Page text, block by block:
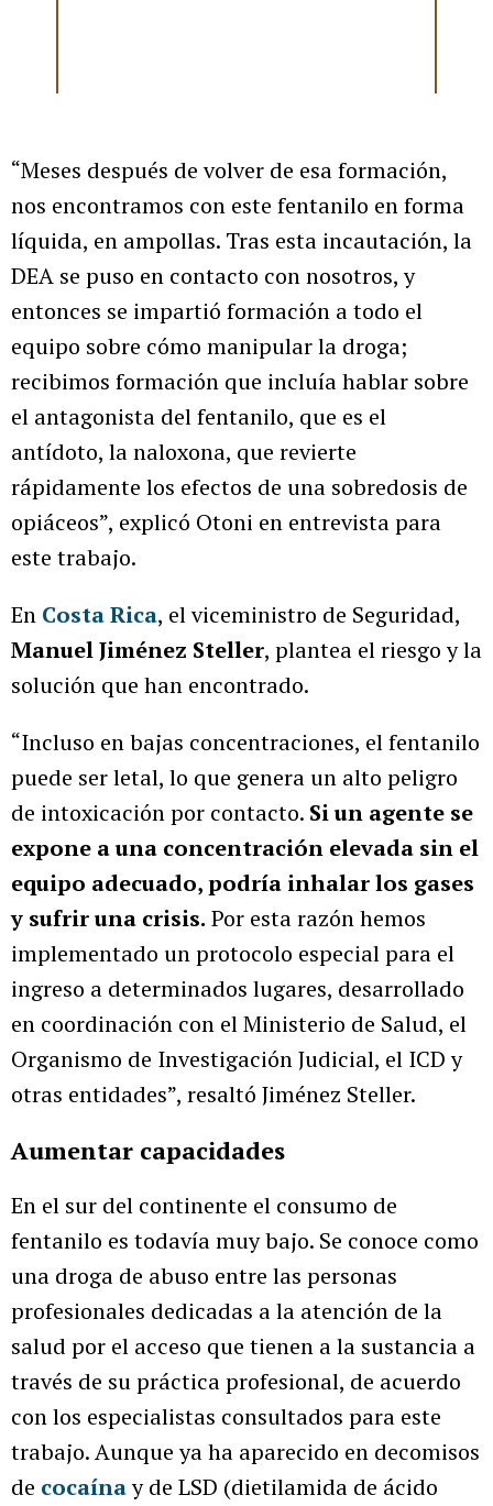
“Meses después de volver de esa formación,
nos encontramos con este fentanilo en forma
líquida, en ampollas. Tras esta incautación, la
DEA se puso en contacto con nosotros, y
entonces se impartió formación a todo el
equipo sobre cómo manipular la droga;
recibimos formación que incluía hablar sobre
el antagonista del fentanilo, que es el
antídoto, la naloxona, que revierte
rápidamente los efectos de una sobredosis de
opiáceos”, explicó Otoni en entrevista para
este trabajo.
En Costa Rica, el viceministro de Seguridad,
Manuel Jiménez Steller, plantea el riesgo y la
solución que han encontrado.
“Incluso en bajas concentraciones, el fentanilo
puede ser letal, lo que genera un alto peligro
de intoxicación por contacto. Si un agente se
expone a una concentración elevada sin el
equipo adecuado, podría inhalar los gases
y sufrir una crisis. Por esta razón hemos
implementado un protocolo especial para el
ingreso a determinados lugares, desarrollado
en coordinación con el Ministerio de Salud, el
Organismo de Investigación Judicial, el ICD y
otras entidades”, resaltó Jiménez Steller.
Aumentar capacidades
En el sur del continente el consumo de
fentanilo es todavía muy bajo. Se conoce como
una droga de abuso entre las personas
profesionales dedicadas a la atención de la
salud por el acceso que tienen a la sustancia a
través de su práctica profesional, de acuerdo
con los especialistas consultados para este
trabajo. Aunque ya ha aparecido en decomisos
de cocaínay de LSD (dietilamida de ácido